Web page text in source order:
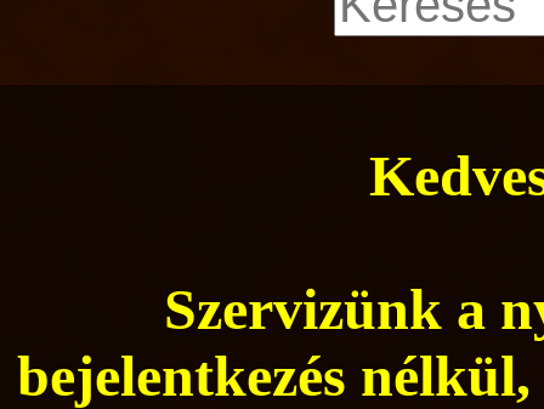
Szervizünk a
bejelentkezés